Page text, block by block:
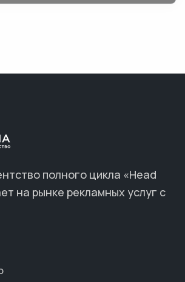
полного цикла «Head
на рынке рекламных услуг с